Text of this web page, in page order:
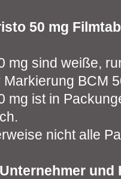
50 mg
mg sind weiße,
BCM
mg ist in
nicht alle
und